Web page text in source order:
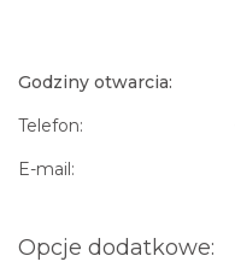
Godziny otwarcia:
Telefon:
E-mail:
Opcje dodatkowe: